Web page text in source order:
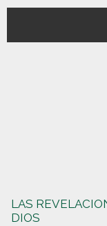
LAS
DIOS